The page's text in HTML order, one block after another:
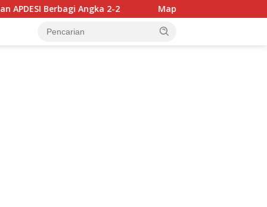
Angka 2-2 Mappatabe kepada Ulama Luwu,